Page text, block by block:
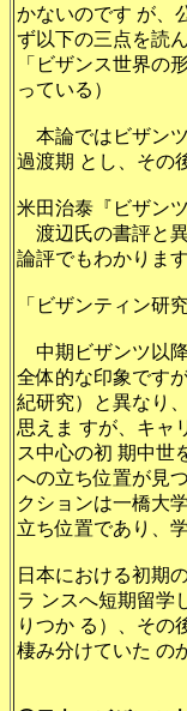
かないのです が、
ず以下の三点を読
「ビザンス世界の
っている）
本論ではビザン
過渡期 とし、その
米田治泰『ビザン
渡辺氏の書評と
論評でもわかります
「ビザンティン研
中期ビザンツ以
全体的な印象です
紀研究）と異なり
思えま すが、キャ
ス中心の初 期中世
への立ち位置が見
クションは一橋大
立ち位置であり、
日本における初期
ラ ンスへ短期留学
りつか る）、その
棲み分けていた の